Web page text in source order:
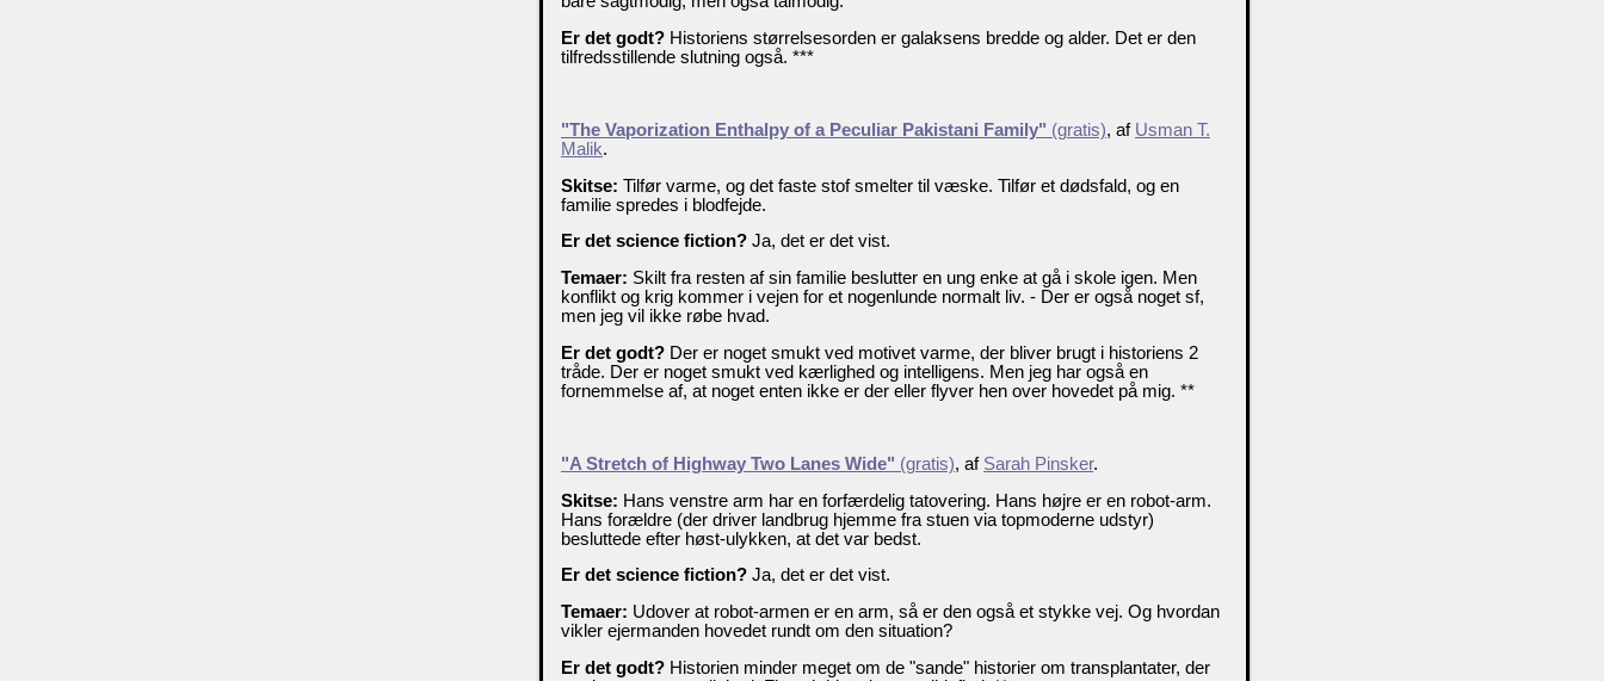
Er det godt? Historiens størrelsesorden er galaksens bredde og alder. Det er den
tilfredsstillende slutning også. ***
"The Vaporization Enthalpy of a Peculiar Pakistani Family" (gratis), af Usman T.
Malik.
Skitse: Tilfør varme, og det faste stof smelter til væske. Tilfør et dødsfald, og en
familie spredes i blodfejde.
Er det science fiction? Ja, det er det vist.
Temaer: Skilt fra resten af sin familie beslutter en ung enke at gå i skole igen. Men
konflikt og krig kommer i vejen for et nogenlunde normalt liv. - Der er også noget sf,
men jeg vil ikke røbe hvad.
Er det godt? Der er noget smukt ved motivet varme, der bliver brugt i historiens 2
tråde. Der er noget smukt ved kærlighed og intelligens. Men jeg har også en
fornemmelse af, at noget enten ikke er der eller flyver hen over hovedet på mig. **
"A Stretch of Highway Two Lanes Wide" (gratis), af Sarah Pinsker.
Skitse: Hans venstre arm har en forfærdelig tatovering. Hans højre er en robot-arm.
Hans forældre (der driver landbrug hjemme fra stuen via topmoderne udstyr)
besluttede efter høst-ulykken, at det var bedst.
Er det science fiction? Ja, det er det vist.
Temaer: Udover at robot-armen er en arm, så er den også et stykke vej. Og hvordan
vikler ejermanden hovedet rundt om den situation?
Er det godt? Historien minder meget om de "sande" historier om transplantater, der